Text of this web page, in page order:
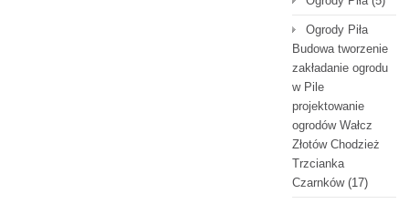
Ogrody Piła
Budowa tworzenie
zakładanie ogrodu
w Pile
projektowanie
ogrodów Wałcz
Złotów Chodzież
Trzcianka
Czarnków(17)